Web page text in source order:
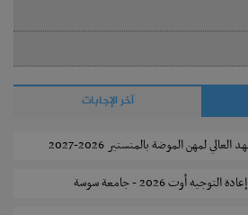
آخر الإجابات
لمهن الموضة بالمنستير 2026-2027
أوت 2026 - جامعة سوسة